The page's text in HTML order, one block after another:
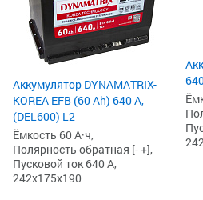
Аккумулятор DYNAMATRIX-
KOREA EFB (60 Ah) 640 А,
(DEL600) L2
Ёмкость 60 А·ч,
Полярность обратная [- +],
Пусковой ток 640 А,
242x175x190